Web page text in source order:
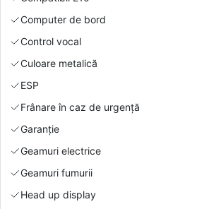
Computer de bord
Control vocal
Culoare metalică
ESP
Frânare în caz de urgență
Garanție
Geamuri electrice
Geamuri fumurii
Head up display